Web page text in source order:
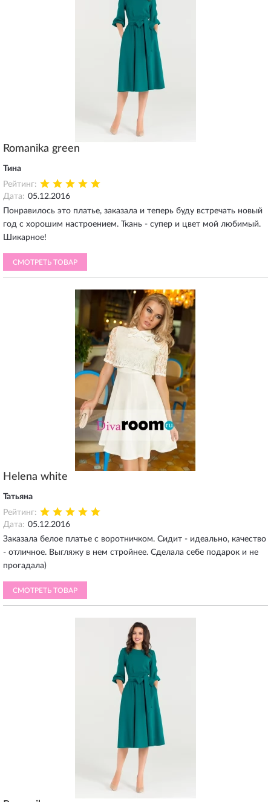
Romanika green
Тина
Рейтинг:
Дата: 05.12.2016
Понравилось это платье, заказала и теперь буду встречать новый
год с хорошим настроением. Ткань - супер и цвет мой любимый.
Шикарное!
СМОТРЕТЬ ТОВАР
Helena white
Татьяна
Рейтинг:
Дата: 05.12.2016
Заказала белое платье с воротничком. Сидит - идеально, качество
- отличное. Выгляжу в нем стройнее. Сделала себе подарок и не
прогадала)
СМОТРЕТЬ ТОВАР